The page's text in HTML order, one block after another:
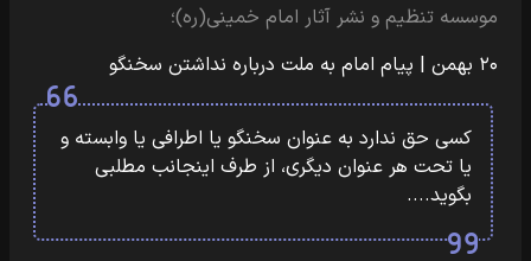
موسسه تنظیم و نشر آثار امام خمینی(ره)؛
۲۰ بهمن | پیام امام به ملت درباره نداشتن سخنگو
کسی حق ندارد به عنوان سخنگو یا اطرافی یا وابسته و
یا تحت هر عنوان دیگری، از طرف اینجانب مطلبی
بگوید....